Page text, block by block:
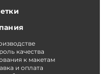
качества
к макетам
и оплата